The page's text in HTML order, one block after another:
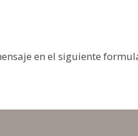
en el siguiente